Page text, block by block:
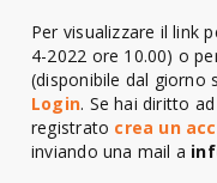
Per visualizzare il link
4-2022 ore 10.00) o
(disponibile dal giorno
Login. Se hai diritto
registrato crea un
inviando una mail a